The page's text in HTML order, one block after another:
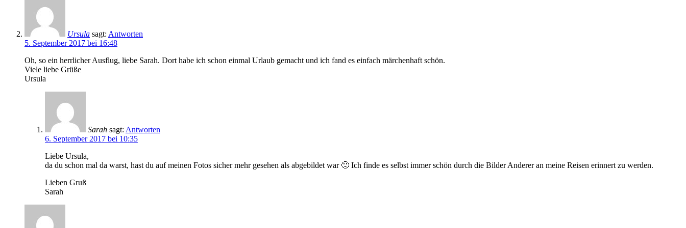
Ursula sagt: Antworten
5. September 2017 bei 16:48
Oh, so ein herrlicher Ausflug, liebe Sarah. Dort habe ich schon einmal Urlaub gemacht und ich fand es einfach märchenhaft schön.
Viele liebe Grüße
Ursula
Sarah sagt: Antworten
6. September 2017 bei 10:35
Liebe Ursula,
da du schon mal da warst, hast du auf meinen Fotos sicher mehr gesehen als abgebildet war 🙂 Ich finde es selbst immer schön durch die Bilder Anderer an meine Reisen erinnert zu werden.
Lieben Gruß
Sarah